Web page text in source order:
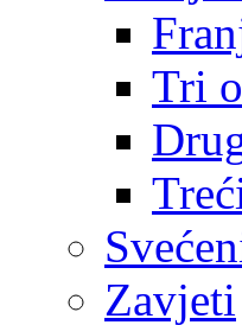
Tri
Zavjeti